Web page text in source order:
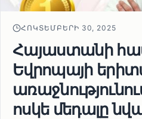
ՀՈԿՏԵՄԲԵՐԻ 30, 2025
Հայաստանի
Եվրոպայի
ոսկե մեդալը